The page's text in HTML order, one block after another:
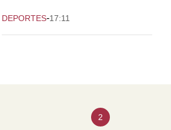
DEPORTES-17:11
2